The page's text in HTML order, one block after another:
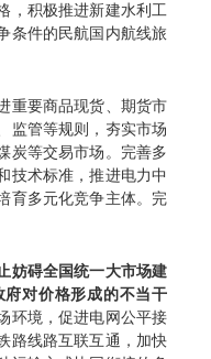
，积极推进新建水利工
条件的民航国内航线旅
重要商品现货、期货市
监管等规则，夯实市场
炭等交易市场。完善多
技术标准，推进电力中
育多元化竞争主体。完
妨碍全国统一大市场建
对价格形成的不当干
环境，促进电网公平接
路线路互联互通，加快